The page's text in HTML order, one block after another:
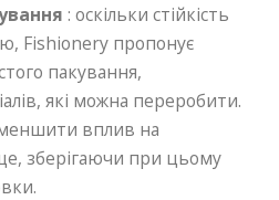
: оскільки стійкість
Fishionery пропонує
пакування,
які можна переробити.
вплив на
зберігаючи при цьому